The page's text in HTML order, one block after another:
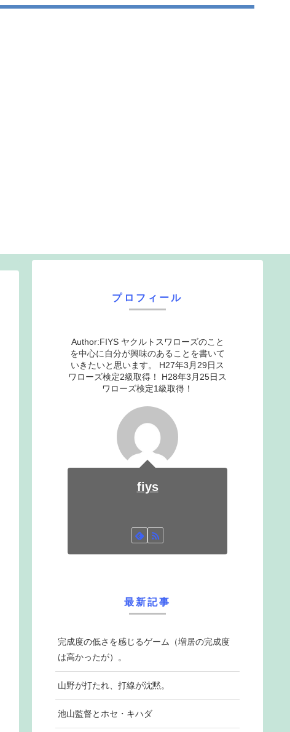
プロフィール
Author:FIYS ヤクルトスワローズのこと
を中心に自分が興味のあることを書いて
いきたいと思います。 H27年3月29日ス
ワローズ検定2級取得！ H28年3月25日ス
ワローズ検定1級取得！
fiys
最新記事
完成度の低さを感じるゲーム（増居の完成度
は高かったが）。
山野が打たれ、打線が沈黙。
池山監督とホセ・キハダ